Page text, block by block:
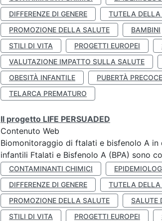
DIFFERENZE DI GENERE
TUTELA DELLA
PROMOZIONE DELLA SALUTE
BAMBINI
STILI DI VITA
PROGETTI EUROPEI
VALUTAZIONE IMPATTO SULLA SALUTE
OBESITÀ INFANTILE
PUBERTÀ PRECOCE
TELARCA PREMATURO
Il progetto LIFE PERSUADED
Contenuto Web
Biomonitoraggio di ftalati e bisfenolo A
infantili Ftalati e Bisfenolo A (BPA) sono
CONTAMINANTI CHIMICI
DIFFERENZE DI GENERE
TUTELA DELLA
PROMOZIONE DELLA SALUTE
SALUTE
STILI DI VITA
PROGETTI EUROPEI